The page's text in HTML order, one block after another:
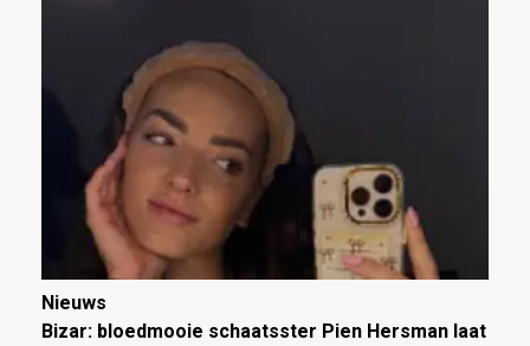
Nieuws
Bizar: bloedmooie schaatsster Pien Hersman laat